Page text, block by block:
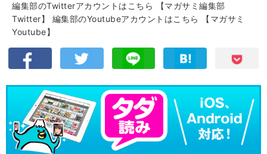
編集部のTwitterアカウントはこちら
【マガサミ編集部
Twitter】
編集部のYoutubeアカウントはこちら
【マガサミ
Youtube】